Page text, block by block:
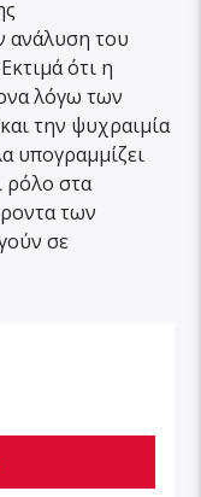
ανάλυση του
ότι η
λόγω των
την ψυχραιμία
υπογραμμίζει
ρόλο στα
των
σε